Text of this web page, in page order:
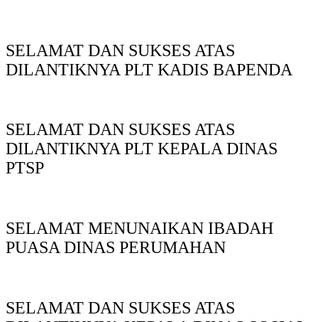
SELAMAT DAN SUKSES ATAS
DILANTIKNYA PLT KADIS BAPENDA
SELAMAT DAN SUKSES ATAS
DILANTIKNYA PLT KEPALA DINAS
PTSP
SELAMAT MENUNAIKAN IBADAH
PUASA DINAS PERUMAHAN
SELAMAT DAN SUKSES ATAS